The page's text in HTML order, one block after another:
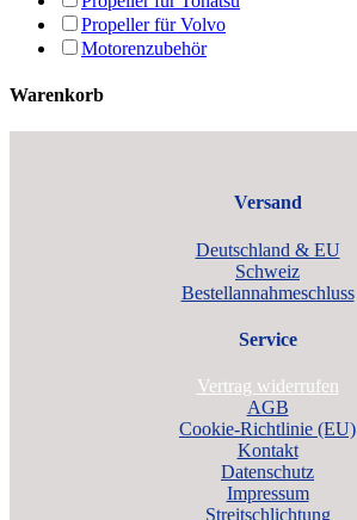
Propeller für Volvo
Motorenzubehör
Warenkorb
Versand
Deutschland & EU
Schweiz
Bestellannahmeschluss
Service
Vertrag widerrufen
AGB
Cookie-Richtlinie (EU)
Kontakt
Datenschutz
Impressum
Streitschlichtung